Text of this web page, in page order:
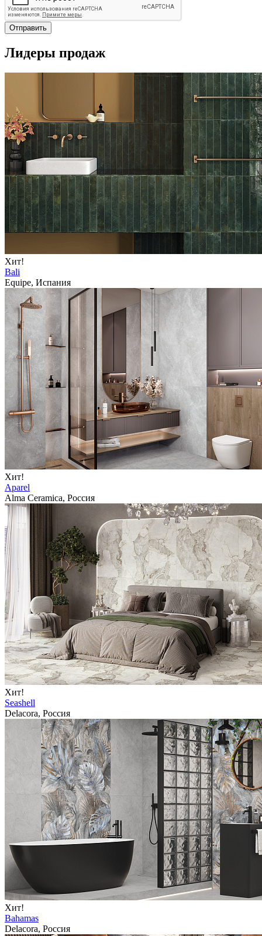
Отправить
Лидеры продаж
Хит!
Bali
Equipe, Испания
Хит!
Aparel
Alma Ceramica, Россия
Хит!
Seashell
Delacora, Россия
Хит!
Bahamas
Delacora, Россия